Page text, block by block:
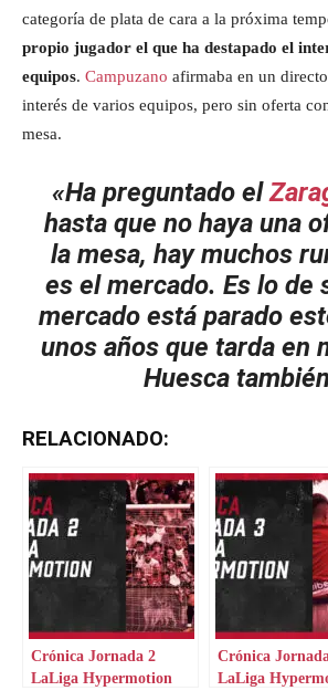
categoría de plata de cara a la próxima
propio jugador el que ha destapado el
equipos. Campuzano afirmaba en un
interés de varios equipos, pero sin oferta
mesa.
«Ha preguntado el
hasta que no haya una
la mesa, hay muchos
es el mercado. Es lo de
mercado está parado
unos años que tarda en
Huesca
RELACIONADO:
Crónica Jornada 2
LaLiga Hypermotion
Crónica
LaLiga